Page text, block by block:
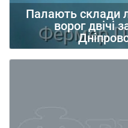
Палають склади
ворог двічі